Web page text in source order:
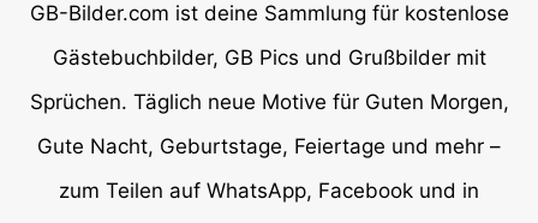
GB-Bilder.com ist deine Sammlung für kostenlose
Gästebuchbilder, GB Pics und Grußbilder mit
Sprüchen. Täglich neue Motive für Guten Morgen,
Gute Nacht, Geburtstage, Feiertage und mehr –
zum Teilen auf WhatsApp, Facebook und in